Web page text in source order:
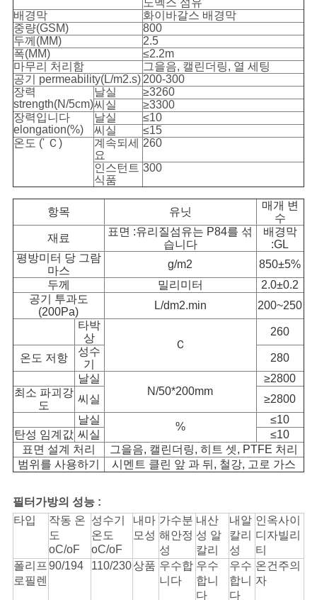
노멕스 섬유
배경막
화이바갈스 배경막
중량(GSM)
800
두께(MM)
2.5
폭(MM)
≤2.2m
마무리 처리함
그을음, 캘린더링, 열 세팅
공기 permeability(L/m2.s)200-300
장력
strength(N/5cm)
날실
≥3260
씨실
≥3300
장력입니다
elongation(%)
날실
≤10
씨실
≤15
온도 (' Ｃ)
계속되세
요
260
인스턴트
식품
300
항목 유닛
매개 변
수
재료
표면 :유리질섬유는 P84를 섞
습니다
배경막
:GL
평방미터 당 그람
마스
g/m2
850±5%
두께
밀리미터
2.0±0.2
공기 투과도
(200Pa)
L/dm2.min
200~250
타박
상
Ｃ
260
온도 저항
성수
기
280
날실
N/50*200mm
≥2800
최소 파괴강
도
씨실
≥2800
날실
%
≤10
탄성 임계값 씨실
≤10
표면 설계 처리
그을음, 캘린더링, 히트 셋, PTFE 처리
범위를 사용하기
시멘트 클린 앞 과 뒤, 철강, 고로 가스
필터가방의 성능 :
타입
작동 온
도
oC/oF
성수기
온도
oC/oF
내마
모성
가수분
해안정
성
내산
성 알
칼리
내알
칼리
성
인옥사이
디자빌리
티
폴리프
로필렌
90/194 110/230상품 우수합
니다
우수
합니
다
우수
합니
다
온건주의
자